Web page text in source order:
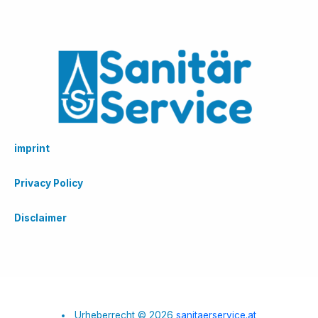
imprint
Privacy Policy
Disclaimer
Urheberrecht © 2026sanitaerservice.at